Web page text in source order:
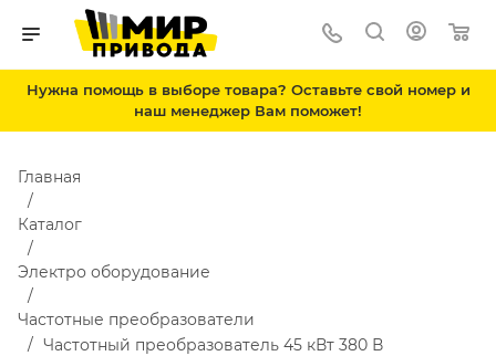
Нужна помощь в выборе товара? Оставьте свой номер и
наш менеджер Вам поможет!
Главная
Каталог
Электро оборудование
Частотные преобразователи
Частотный преобразователь 45 кВт 380 В